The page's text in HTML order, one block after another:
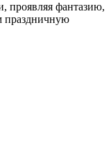
проявляя фантазию,
праздничную